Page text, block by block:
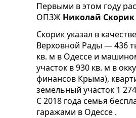
Первыми в этом году
ОПЗЖ Николай Скорик
Скорик указал в
Верховной Рады — 436
кв. м в Одессе и
участок в 930 кв. м в
финансов Крыма),
земельный участок 1
С 2018 года семья
гаражами в Одессе .